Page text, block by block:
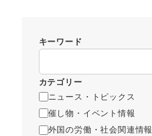
キーワード
カテゴリー
ニュース・トピックス
催し物・イベント情報
外国の労働・社会関連情報